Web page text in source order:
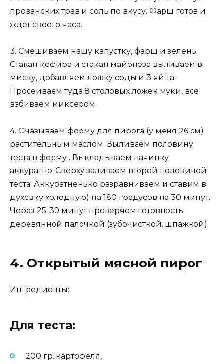
прованских трав и соль по вкусу. Фарш готов и
ждет своего часа.
3. Смешиваем нашу капустку, фарш и зелень.
Стакан кефира и стакан майонеза выливаем в
миску, добавляем ложку соды и 3 яйца.
Просеиваем туда 8 столовых ложек муки, все
взбиваем миксером.
4. Смазываем форму для пирога (у меня 26 см)
растительным маслом. Выливаем половину
теста в форму . Выкладываем начинку
аккуратно. Сверху заливаем второй половиной
теста. Аккуратненько разравниваем и ставим в
духовку холодную) на 180 градусов на 30 минут.
Через 25-30 минут проверяем готовность
деревянной палочкой (зубочисткой. шпажкой).
4. Открытый мясной пирог
Ингредиенты:
Для теста:
200 гр. картофеля,